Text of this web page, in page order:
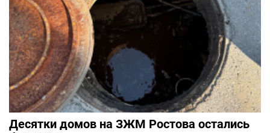
Десятки домов на ЗЖМ Ростова остались